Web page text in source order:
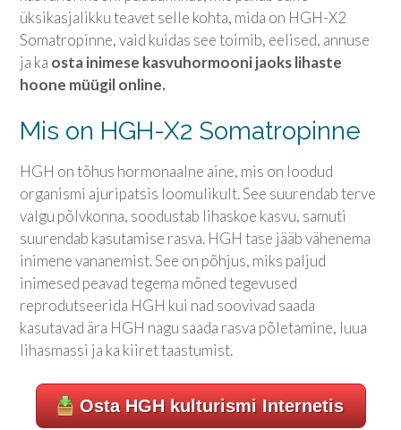
üksikasjalikku teavet selle kohta, mida on HGH-X2
Somatropinne, vaid kuidas see toimib, eelised, annuse
ja ka osta inimese kasvuhormooni jaoks lihaste
hoone müügil online.
Mis on HGH-X2 Somatropinne
HGH on tõhus hormonaalne aine, mis on loodud
organismi ajuripatsis loomulikult. See suurendab terve
valgu põlvkonna, soodustab lihaskoe kasvu, samuti
suurendab kasutamise rasva. HGH tase jääb vähenema
inimene vananemist. See on põhjus, miks paljud
inimesed peavad tegema mõned tegevused
reprodutseerida HGH kui nad soovivad saada
kasutavad ära HGH nagu saada rasva põletamine, luua
lihasmassi ja ka kiiret taastumist.
Osta HGH kulturismi Internetis